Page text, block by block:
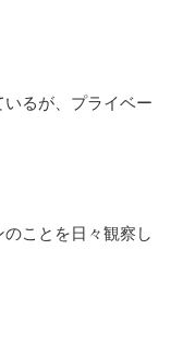
るが、プライベー
ことを日々観察し